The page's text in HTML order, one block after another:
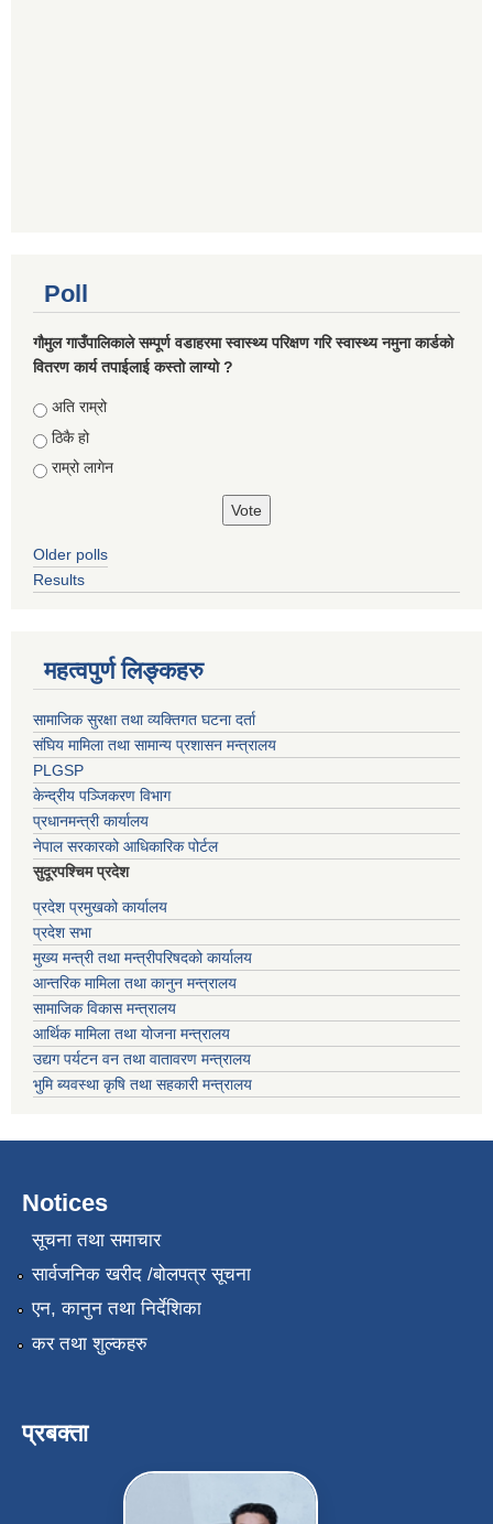
Poll
गौमुल गाउँपालिकाले सम्पूर्ण वडाहरमा स्वास्थ्य परिक्षण गरि स्वास्थ्य नमुना कार्डको
वितरण कार्य तपाईलाई कस्तो लाग्यो ?
Choices
अति राम्रो
ठिकै हो
राम्रो लागेन
Older polls
Results
महत्वपुर्ण लिङ्कहरु
सामाजिक सुरक्षा तथा व्यक्तिगत घटना दर्ता
संघिय मामिला तथा सामान्य प्रशासन मन्त्रालय
PLGSP
केन्द्रीय पञ्जिकरण विभाग
प्रधानमन्त्री कार्यालय
नेपाल सरकारको आधिकारिक पोर्टल
सुदूरपश्चिम प्रदेश
प्रदेश प्रमुखको कार्यालय
प्रदेश सभा
मुख्य मन्त्री तथा मन्त्रीपरिषदको कार्यालय
आन्तरिक मामिला तथा कानुन मन्त्रालय
सामाजिक विकास मन्त्रालय
आर्थिक मामिला तथा योजना मन्त्रालय
उद्यग पर्यटन वन तथा वातावरण मन्त्रालय
भुमि ब्यवस्था कृषि तथा सहकारी मन्त्रालय
Notices
सूचना तथा समाचार
सार्वजनिक खरीद /बोलपत्र सूचना
एन, कानुन तथा निर्देशिका
कर तथा शुल्कहरु
प्रबक्ता